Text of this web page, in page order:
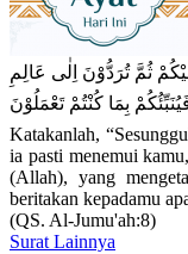
ثُمَّ تُرَدُّوْنَ اِلٰى عَالِمِ
Katakanlah,
ia pasti menemui
(Allah), yang
beritakan kepadamu
(QS. Al-Jumu'ah:8)
Surat Lainnya